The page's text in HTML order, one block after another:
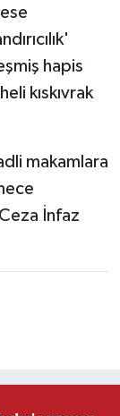
hapis
kıskıvrak
makamlara
İnfaz